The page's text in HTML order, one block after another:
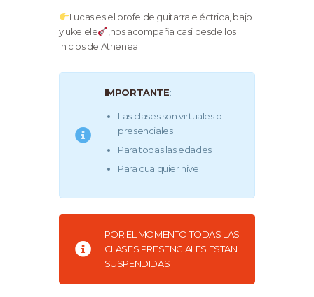
Lucas es el profe de guitarra eléctrica, bajo
y ukelele
,nos acompaña casi desde los
inicios de Athenea.
IMPORTANTE:
Las clases son virtuales o
presenciales
Para todas las edades
Para cualquier nivel
POR EL MOMENTO TODAS LAS
CLASES PRESENCIALES ESTAN
SUSPENDIDAS